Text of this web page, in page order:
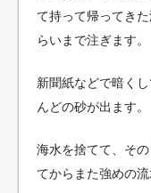
て持って帰ってき
らいまで注ぎます。
新聞紙などで暗く
んどの砂が出ます。
海水を捨てて、そ
てからまた強めの